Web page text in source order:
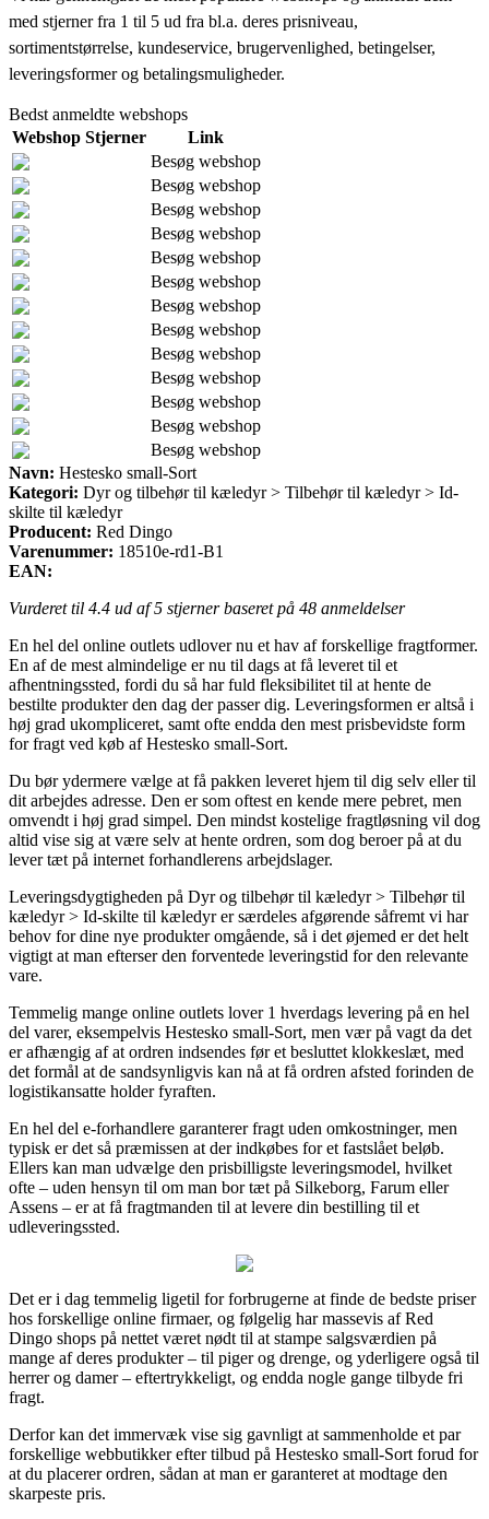
med stjerner fra 1 til 5 ud fra bl.a. deres prisniveau,
sortimentstørrelse, kundeservice, brugervenlighed, betingelser,
leveringsformer og betalingsmuligheder.
Bedst anmeldte webshops
Webshop Stjerner
Link
Besøg webshop
Besøg webshop
Besøg webshop
Besøg webshop
Besøg webshop
Besøg webshop
Besøg webshop
Besøg webshop
Besøg webshop
Besøg webshop
Besøg webshop
Besøg webshop
Besøg webshop
Navn: Hestesko small-Sort
Kategori: Dyr og tilbehør til kæledyr > Tilbehør til kæledyr > Id-
skilte til kæledyr
Producent: Red Dingo
Varenummer: 18510e-rd1-B1
EAN:
Vurderet til 4.4 ud af 5 stjerner baseret på 48 anmeldelser
En hel del online outlets udlover nu et hav af forskellige fragtformer.
En af de mest almindelige er nu til dags at få leveret til et
afhentningssted, fordi du så har fuld fleksibilitet til at hente de
bestilte produkter den dag der passer dig. Leveringsformen er altså i
høj grad ukompliceret, samt ofte endda den mest prisbevidste form
for fragt ved køb af Hestesko small-Sort.
Du bør ydermere vælge at få pakken leveret hjem til dig selv eller til
dit arbejdes adresse. Den er som oftest en kende mere pebret, men
omvendt i høj grad simpel. Den mindst kostelige fragtløsning vil dog
altid vise sig at være selv at hente ordren, som dog beroer på at du
lever tæt på internet forhandlerens arbejdslager.
Leveringsdygtigheden på Dyr og tilbehør til kæledyr > Tilbehør til
kæledyr > Id-skilte til kæledyr er særdeles afgørende såfremt vi har
behov for dine nye produkter omgående, så i det øjemed er det helt
vigtigt at man efterser den forventede leveringstid for den relevante
vare.
Temmelig mange online outlets lover 1 hverdags levering på en hel
del varer, eksempelvis Hestesko small-Sort, men vær på vagt da det
er afhængig af at ordren indsendes før et besluttet klokkeslæt, med
det formål at de sandsynligvis kan nå at få ordren afsted forinden de
logistikansatte holder fyraften.
En hel del e-forhandlere garanterer fragt uden omkostninger, men
typisk er det så præmissen at der indkøbes for et fastslået beløb.
Ellers kan man udvælge den prisbilligste leveringsmodel, hvilket
ofte – uden hensyn til om man bor tæt på Silkeborg, Farum eller
Assens – er at få fragtmanden til at levere din bestilling til et
udleveringssted.
Det er i dag temmelig ligetil for forbrugerne at finde de bedste priser
hos forskellige online firmaer, og følgelig har massevis af Red
Dingo shops på nettet været nødt til at stampe salgsværdien på
mange af deres produkter – til piger og drenge, og yderligere også til
herrer og damer – eftertrykkeligt, og endda nogle gange tilbyde fri
fragt.
Derfor kan det immervæk vise sig gavnligt at sammenholde et par
forskellige webbutikker efter tilbud på Hestesko small-Sort forud for
at du placerer ordren, sådan at man er garanteret at modtage den
skarpeste pris.